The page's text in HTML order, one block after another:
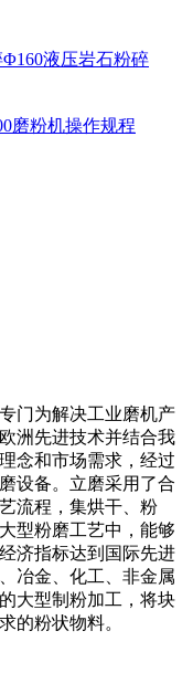
液压岩石粉碎
磨粉机操作规程
门为解决工业磨机产
洲先进技术并结合我
念和市场需求，经过
设备。立磨采用了合
流程，集烘干、粉
型粉磨工艺中，能够
济指标达到国际先进
冶金、化工、非金属
大型制粉加工，将块
的粉状物料。